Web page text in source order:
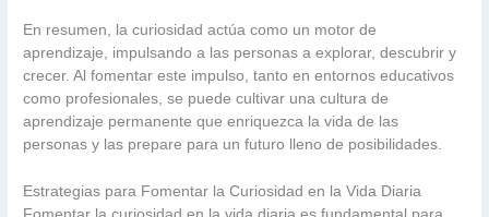
En resumen, la curiosidad actúa como un motor de
aprendizaje, impulsando a las personas a explorar, descubrir y
crecer. Al fomentar este impulso, tanto en entornos educativos
como profesionales, se puede cultivar una cultura de
aprendizaje permanente que enriquezca la vida de las
personas y las prepare para un futuro lleno de posibilidades.
Estrategias para Fomentar la Curiosidad en la Vida Diaria